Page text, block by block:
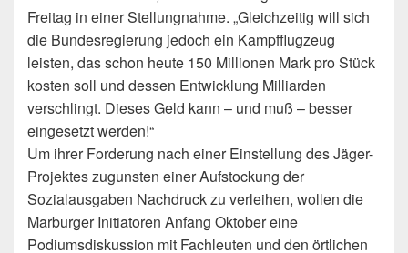
Freitag in einer Stellungnahme. „Gleichzeitig will sich
die Bundesregierung jedoch ein Kampfflugzeug
leisten, das schon heute 150 Millionen Mark pro Stück
kosten soll und dessen Entwicklung Milliarden
verschlingt. Dieses Geld kann – und muß – besser
eingesetzt werden!“
Um ihrer Forderung nach einer Einstellung des Jäger-
Projektes zugunsten einer Aufstockung der
Sozialausgaben Nachdruck zu verleihen, wollen die
Marburger Initiatoren Anfang Oktober eine
Podiumsdiskussion mit Fachleuten und den örtlichen